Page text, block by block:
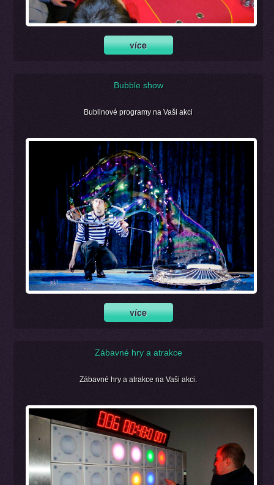
Bubble show
Bublinové programy na Vaši akci
Zábavné hry a atrakce
Zábavné hry a atrakce na Vaši akci.